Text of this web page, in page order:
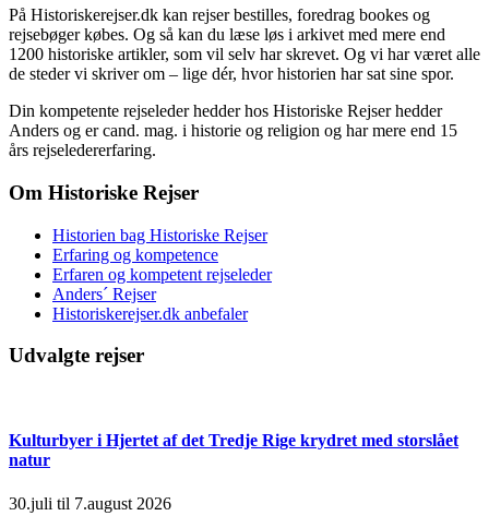
På Historiskerejser.dk kan rejser bestilles, foredrag bookes og
rejsebøger købes. Og så kan du læse løs i arkivet med mere end
1200 historiske artikler, som vil selv har skrevet. Og vi har været alle
de steder vi skriver om – lige dér, hvor historien har sat sine spor.
Din kompetente rejseleder hedder hos Historiske Rejser hedder
Anders og er cand. mag. i historie og religion og har mere end 15
års rejseledererfaring.
Om Historiske Rejser
Historien bag Historiske Rejser
Erfaring og kompetence
Erfaren og kompetent rejseleder
Anders´ Rejser
Historiskerejser.dk anbefaler
Udvalgte rejser
Kulturbyer i Hjertet af det Tredje Rige krydret med storslået
natur
30.juli til 7.august 2026